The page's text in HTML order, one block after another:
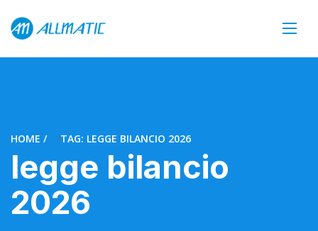
HOME TAG: LEGGE BILANCIO 2026
legge bilancio
2026